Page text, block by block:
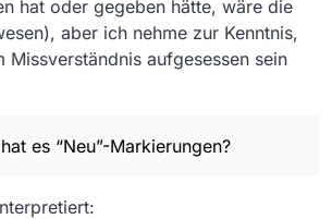
ist der PC beleidigt, weil Du nicht mehr
den immer gleich dürftigen Informationen…
wieder Leute im Forum, die antworten.
hat oder gegeben hätte, wäre die
aber ich nehme zur Kenntnis,
Missverständnis aufgesessen sein
es “Neu”-Markierungen?